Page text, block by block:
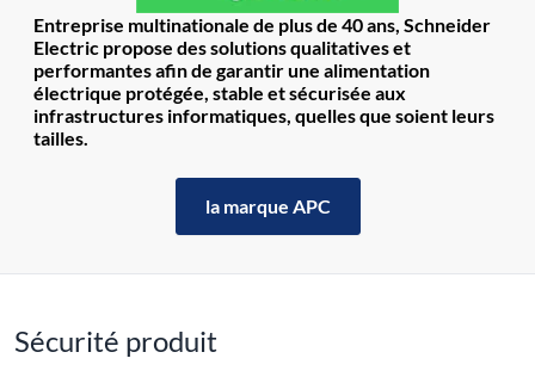
Entreprise multinationale de plus de 40 ans, Schneider
Electric propose des solutions qualitatives et
performantes afin de garantir une alimentation
électrique protégée, stable et sécurisée aux
infrastructures informatiques, quelles que soient leurs
tailles.
la marque APC
Sécurité produit